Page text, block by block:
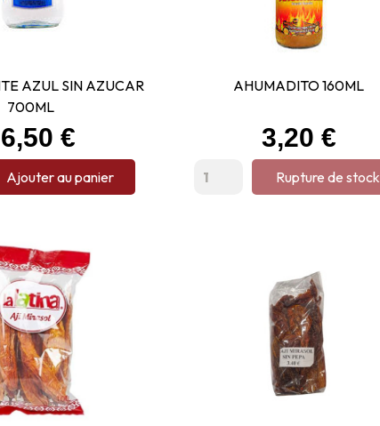
AZUL SIN AZUCAR
700ML
€
Ajouter au panier
AHUMADITO 160ML
Prix
3,20 €
Rupture de stock